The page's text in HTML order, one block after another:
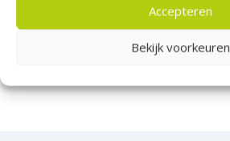
Accepteren
Bekijk voorkeuren
Kom gezellig langs!